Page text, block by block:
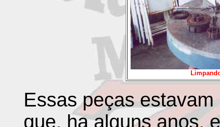
Essas peças
que, ha alguns anos,